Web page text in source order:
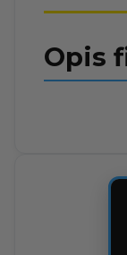
Opis